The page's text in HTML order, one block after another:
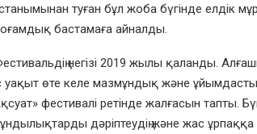
туған бұл жоба бүгінде елдік
бастамаға айналды.
негізі 2019 жылы қаланды.
уақыт өте келе мазмұндық және
фестивалі ретінде жалғасын тапты.
дәріптеудің және жас ұрпаққа